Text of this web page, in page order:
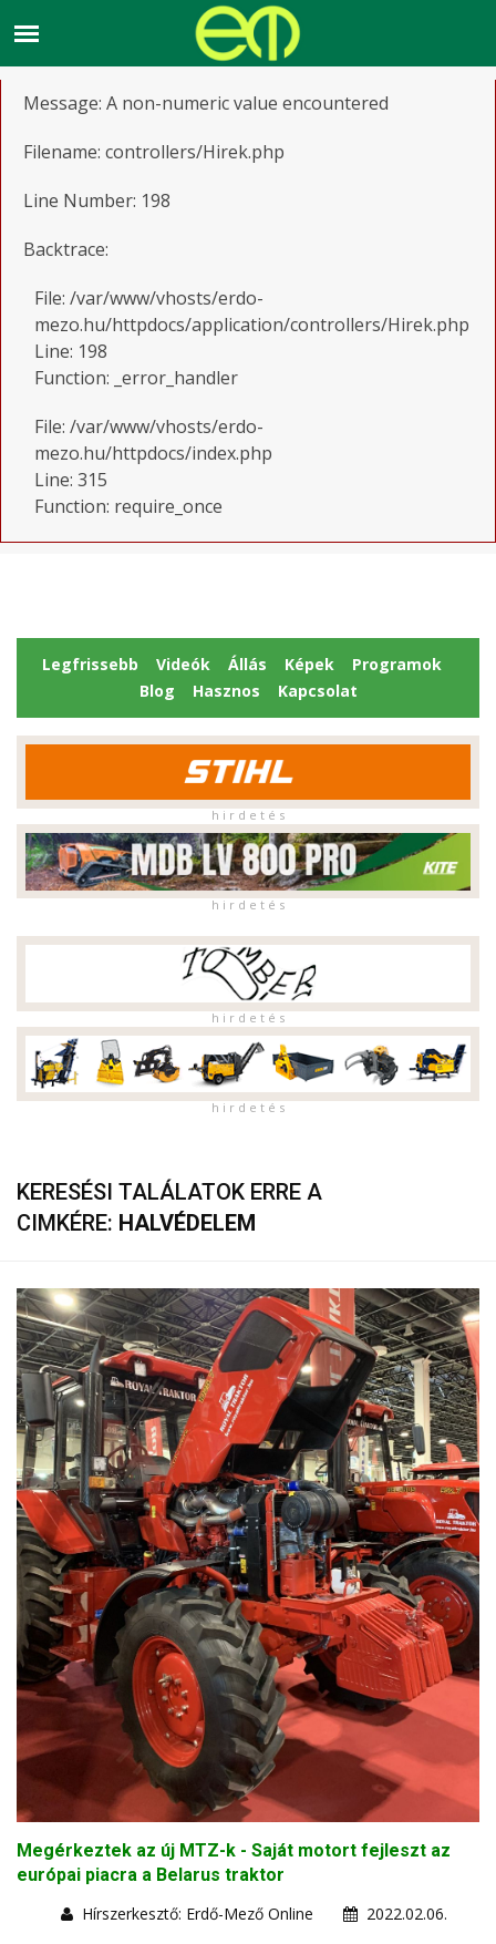
A PHP Error was encountered
Message: A non-numeric value encountered
Filename: controllers/Hirek.php
Line Number: 198
Backtrace:
File: /var/www/vhosts/erdo-
mezo.hu/httpdocs/application/controllers/Hirek.php
Line: 198
Function: _error_handler
File: /var/www/vhosts/erdo-
mezo.hu/httpdocs/index.php
Line: 315
Function: require_once
Legfrissebb Videók Állás Képek
Programok
Blog
Hasznos Kapcsolat
h i r d e t é s
h i r d e t é s
h i r d e t é s
h i r d e t é s
KERESÉSI TALÁLATOK ERRE A
CIMKÉRE: HALVÉDELEM
Megérkeztek az új MTZ-k - Saját motort fejleszt az
európai piacra a Belarus traktor
Hírszerkesztő: Erdő-Mező Online
2022.02.06.